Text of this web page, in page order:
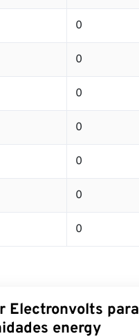
0
0
0
0
0
0
0
Electronvolts para
energy